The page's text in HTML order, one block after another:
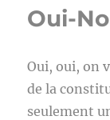
Oui-
Oui, oui, on
de la
seulement